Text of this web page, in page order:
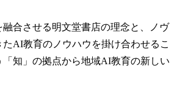
融合させる明文堂書店の理念と、ノヴ
たAI教育のノウハウを掛け合わせるこ
「知」の拠点から地域AI教育の新しい